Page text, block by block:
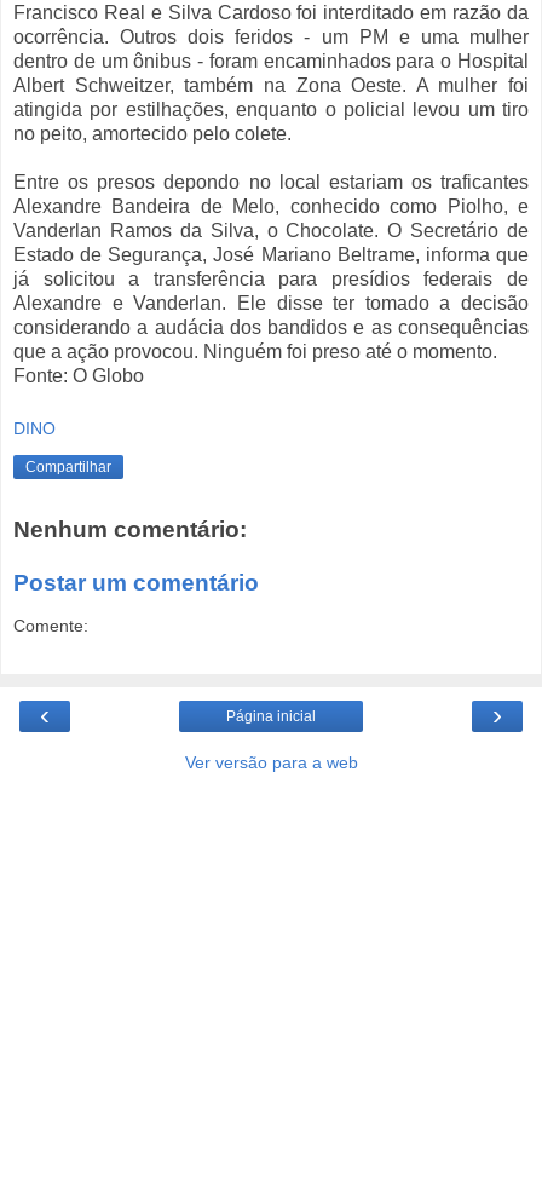
Francisco Real e Silva Cardoso foi interditado em razão da
ocorrência. Outros dois feridos - um PM e uma mulher
dentro de um ônibus - foram encaminhados para o Hospital
Albert Schweitzer, também na Zona Oeste. A mulher foi
atingida por estilhações, enquanto o policial levou um tiro
no peito, amortecido pelo colete.
Entre os presos depondo no local estariam os traficantes
Alexandre Bandeira de Melo, conhecido como Piolho, e
Vanderlan Ramos da Silva, o Chocolate. O Secretário de
Estado de Segurança, José Mariano Beltrame, informa que
já solicitou a transferência para presídios federais de
Alexandre e Vanderlan. Ele disse ter tomado a decisão
considerando a audácia dos bandidos e as consequências
que a ação provocou. Ninguém foi preso até o momento.
Fonte: O Globo
DINO
Compartilhar
Nenhum comentário:
Postar um comentário
Comente:
‹ ›
Página inicial
Ver versão para a web